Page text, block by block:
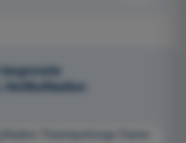
Heißluftballon
Theorieprüfungs-Trainer